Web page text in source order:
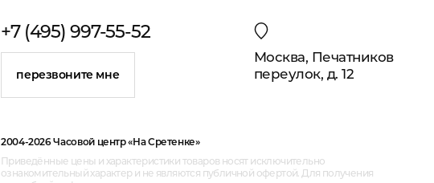
+7 (495) 997-55-52
перезвоните мне
Москва, Печатников
переулок, д. 12
2004-2026 Часовой центр «На Сретенке»
Приведённые цены и характеристики товаров носят исключительно
ознакомительный характер и не являются публичной офертой. Для получения